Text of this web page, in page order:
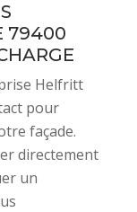
79400
Helfritt
pour
façade.
directement
un